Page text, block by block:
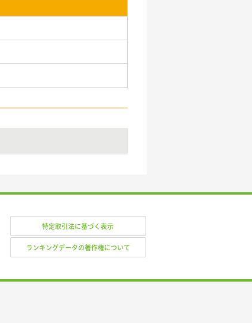
特定取引法に基づく表示
ランキングデータの著作権について